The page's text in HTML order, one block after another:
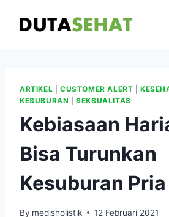
ARTIKEL CUSTOMER ALERT |
KESUBURAN |SEKSUALITAS
Kebiasaan
Bisa Turunkan
Kesuburan Pria
By medisholistik 12 Februari 2021